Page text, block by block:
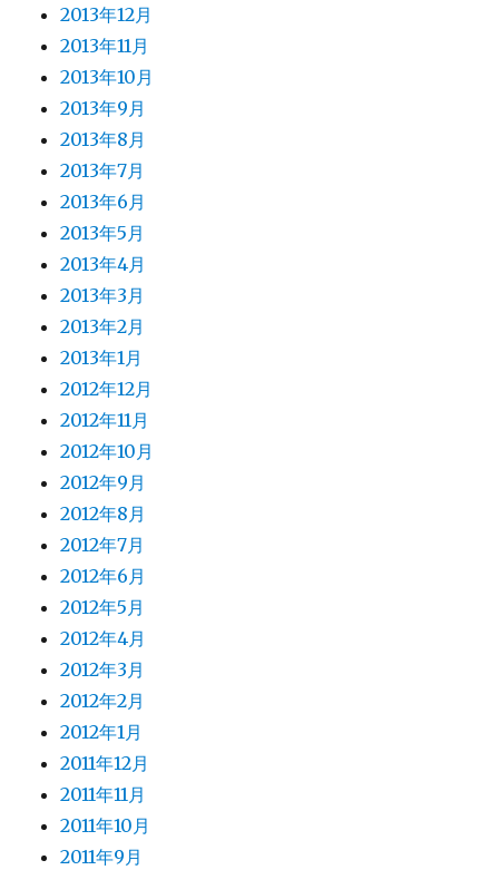
2013年12月
2013年11月
2013年10月
2013年9月
2013年8月
2013年7月
2013年6月
2013年5月
2013年4月
2013年3月
2013年2月
2013年1月
2012年12月
2012年11月
2012年10月
2012年9月
2012年8月
2012年7月
2012年6月
2012年5月
2012年4月
2012年3月
2012年2月
2012年1月
2011年12月
2011年11月
2011年10月
2011年9月